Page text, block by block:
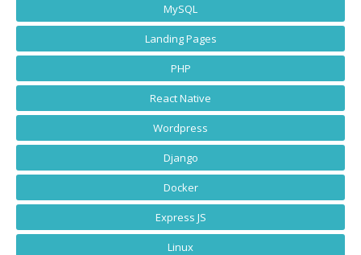
MySQL
Landing Pages
PHP
React Native
Wordpress
Django
Docker
Express JS
Linux